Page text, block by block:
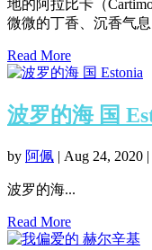
地的阿拉比卡（
微微的丁香、沉香气
Read More
波罗的海 国
by 阿佩 | Aug 24, 2020 |
波罗的海...
Read More